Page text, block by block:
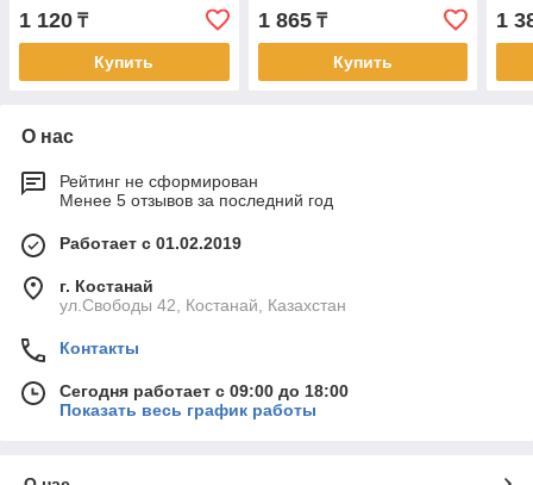
1 120 ₸
Купить
1 865₸
Купить
1
О нас
Рейтинг не сформирован
Менее 5 отзывов за последний год
Работает с 01.02.2019
г. Костанай
ул.Свободы 42, Костанай, Казахстан
Контакты
Сегодня работает с 09:00 до 18:00
Показать весь график работы